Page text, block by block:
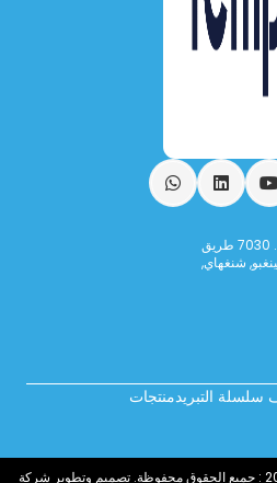
يوتيوب ينكدين واتساب
غرفة 207-209, مبنى 2, لا. 7030 طريق
شنغهاي,
سلسلة التبريدمنتجات
© حقوق الطبع والنشر - 2020-2026 : جميع الحقوق محفوظة. تصميم وتطوير شركة